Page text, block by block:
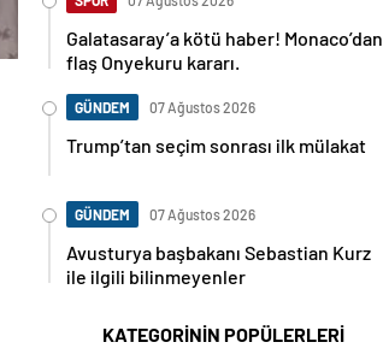
Galatasaray’a kötü haber! Monaco’dan
flaş Onyekuru kararı.
GÜNDEM 07 Ağustos 2026
Trump’tan seçim sonrası ilk mülakat
GÜNDEM 07 Ağustos 2026
Avusturya başbakanı Sebastian Kurz
ile ilgili bilinmeyenler
KATEGORİNİN POPÜLERLERİ